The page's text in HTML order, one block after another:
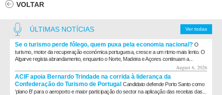
VOLTAR
Ver todas
ÚLTIMAS NOTÍCIAS
Se o turismo perde fôlego, quem puxa pela economia nacional? O
turismo, motor da recuperação económica portuguesa, cresce a um ritmo mais lento. O
Algarve regista abrandamento, enquanto o Norte, Madeira e Açores continuam a...
August 6, 2026
ACIF apoia Bernardo Trindade na corrida à liderança da
Confederação do Turismo de Portugal Candidato defende Porto Santo como
‘plano B’ para o aeroporto e maior participação do sector na aplicação das receitas das...